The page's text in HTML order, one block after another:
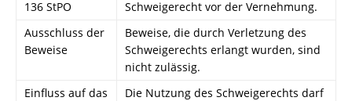
136 StPO
Schweigerecht vor der Vernehmung.
Ausschluss der
Beweise
Beweise, die durch Verletzung des
Schweigerechts erlangt wurden, sind
nicht zulässig.
Einfluss auf das
Die Nutzung des Schweigerechts darf